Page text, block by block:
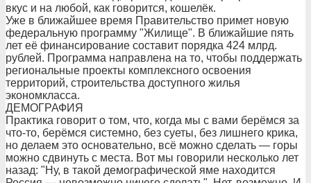
вкус и на любой, как говорится, кошелёк.
Уже в ближайшее время Правительство примет новую
федеральную программу "Жилище". В ближайшие пять
лет её финансирование составит порядка 424 млрд.
рублей. Программа направлена на то, чтобы поддержать
региональные проекты комплексного освоения
территорий, строительства доступного жилья
экономкласса.
ДЕМОГРАФИЯ
Практика говорит о том, что, когда мы с вами берёмся за
что-то, берёмся системно, без суеты, без лишнего крика,
но делаем это основательно, всё можно сделать — горы
можно сдвинуть с места. Вот мы говорили несколько лет
назад: "Ну, в такой демографической яме находится